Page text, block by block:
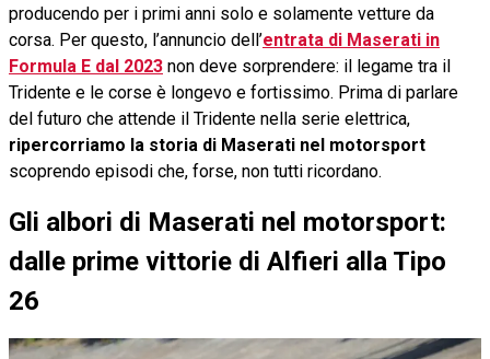
producendo per i primi anni solo e solamente vetture da
corsa. Per questo, l’annuncio dell’entrata di Maserati in
Formula E dal 2023 non deve sorprendere: il legame tra il
Tridente e le corse è longevo e fortissimo. Prima di parlare
del futuro che attende il Tridente nella serie elettrica,
ripercorriamo la storia di Maserati nel motorsport
scoprendo episodi che, forse, non tutti ricordano.
Gli albori di Maserati nel motorsport:
dalle prime vittorie di Alfieri alla Tipo
26